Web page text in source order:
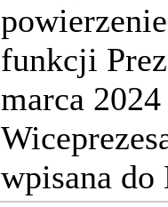
funkcji
marca
wpisana do